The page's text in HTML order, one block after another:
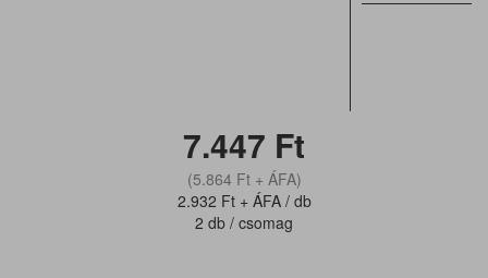
7.447 Ft
(5.864 Ft+ ÁFA)
2.932 Ft+ ÁFA / db
2 db / csomag